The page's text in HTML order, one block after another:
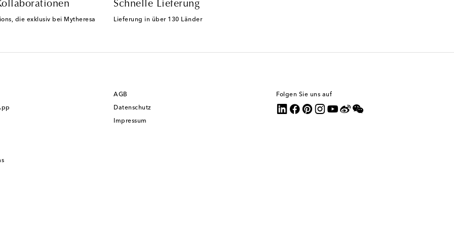
die exklusiv bei Mytheresa
Schnelle Lieferung
Lieferung in über 130 Länder
AGB
Datenschutz
Impressum
Folgen Sie uns auf